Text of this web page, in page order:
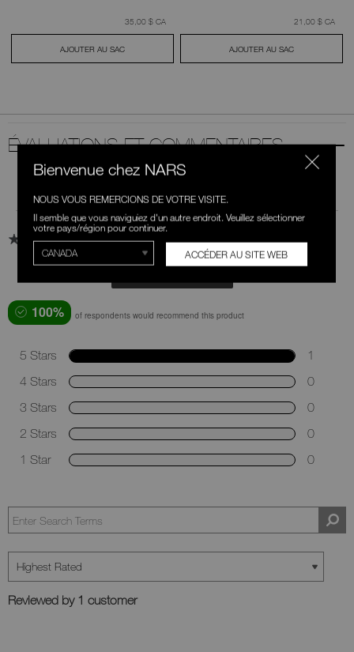
était
35,00 $ CA
AJOUTER AU SAC
était
21,00 $ CA
AJOUTER AU SAC
ÉVALUATIONS ET COMMENTAIRES
Review Snapshot
5.0
1 Star Rating
100% of respondents would recommend this product
5 Stars
1
4 Stars
0
3 Stars
0
2 Stars
0
1 Star
0
Reviewed by 1 customer
Bienvenue chez NARS
NOUS VOUS REMERCIONS DE VOTRE VISITE.
Il semble que vous naviguiez d'un autre endroit. Veuillez sélectionner
votre pays/région pour continuer.
ACCÉDER AU SITE WEB